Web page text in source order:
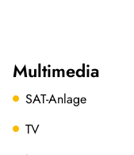
Multimedia
SAT-Anlage
TV